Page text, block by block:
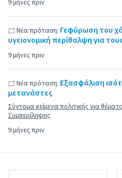
9 μήνες πριν
9 μήνες πριν
Νέα πρόταση: Γεφύρωση του
υγειονομική περίθαλψη για
9 μήνες πριν
Νέα πρόταση: Εξασφάλιση
μετανάστες
Σύντομα κείμενα πολιτικής για
Συμπερίληψης